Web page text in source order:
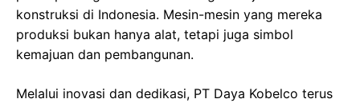
konstruksi di Indonesia. Mesin-mesin yang mereka
produksi bukan hanya alat, tetapi juga simbol
kemajuan dan pembangunan.
Melalui inovasi dan dedikasi, PT Daya Kobelco terus